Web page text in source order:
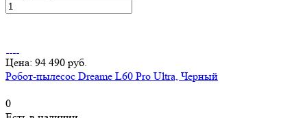
Цена: 94 490 руб.
Робот-пылесос Dreame L60 Pro Ultra, Черный
0